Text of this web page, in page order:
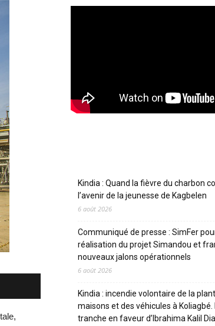
Kindia : Quand la fièvre du charbon
l’avenir de la jeunesse de Kagbelen
6 août 2026
Communiqué de presse : SimFer
réalisation du projet Simandou et
nouveaux jalons opérationnels
6 août 2026
Kindia : incendie volontaire de la
maisons et des véhicules à Koliagbé.
tranche en faveur d’Ibrahima Kalil